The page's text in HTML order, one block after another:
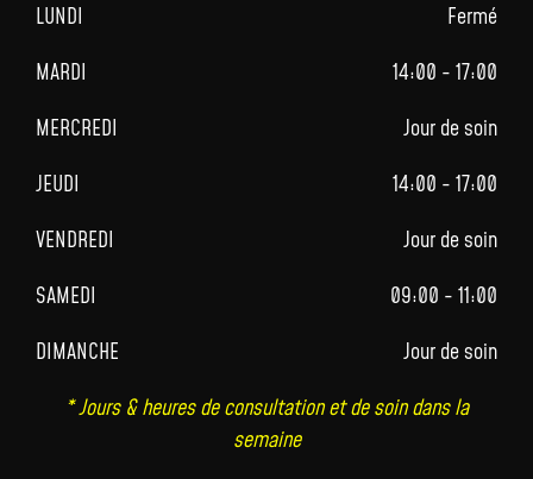
LUNDI
Fermé
MARDI
14:00 - 17:00
MERCREDI
Jour de soin
JEUDI
14:00 - 17:00
VENDREDI
Jour de soin
SAMEDI
09:00 - 11:00
DIMANCHE
Jour de soin
* Jours & heures de consultation et de soin dans la
semaine